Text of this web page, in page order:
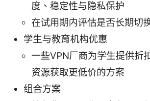
度、稳定性与隐私保护
在试用期内评估是否长期切
学生与教育机构优惠
一些VPN厂商为学生提供折
资源获取更低价的方案
组合方案